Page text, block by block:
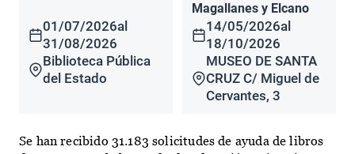
01/07/2026al
31/08/2026
Biblioteca Pública
del Estado
Magallanes y Elcano
14/05/2026al
18/10/2026
MUSEO DE SANTA
CRUZ C/ Miguel de
Cervantes, 3
Se han recibido 31.183 solicitudes de ayuda de libros